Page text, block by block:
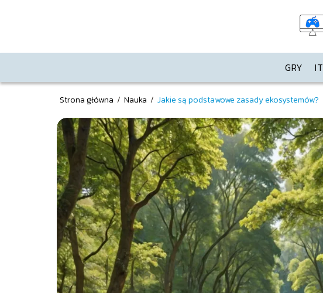
GRY IT
Strona główna / Nauka / Jakie są podstawowe zasady ekosystemów?